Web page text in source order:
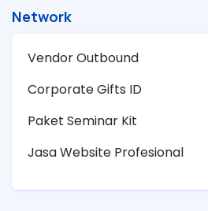
Network
Vendor Outbound
Corporate Gifts ID
Paket Seminar Kit
Jasa Website Profesional